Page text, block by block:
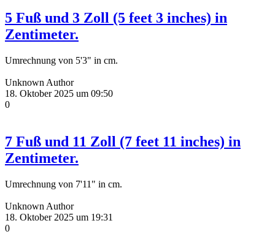
5 Fuß und 3 Zoll (5 feet 3 inches) in
Zentimeter.
Umrechnung von 5'3" in cm.
Unknown Author
18. Oktober 2025 um 09:50
0
7 Fuß und 11 Zoll (7 feet 11 inches) in
Zentimeter.
Umrechnung von 7'11" in cm.
Unknown Author
18. Oktober 2025 um 19:31
0